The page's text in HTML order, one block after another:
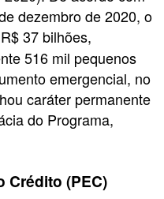
dezembro de 2020, o
37 bilhões,
516 mil pequenos
emergencial, no
caráter permanente
do Programa,
Crédito (PEC)